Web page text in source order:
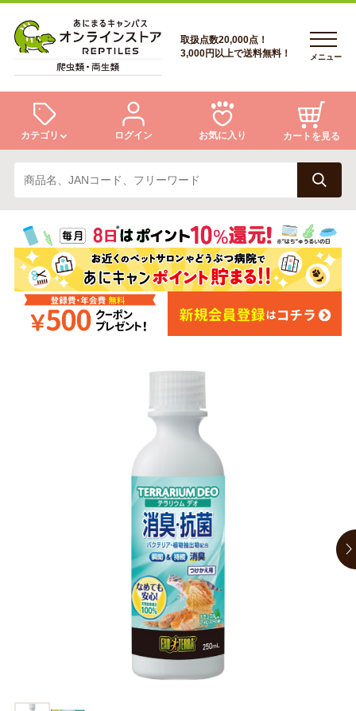
会員登録
あにまるキャンパスについて
アフターサービス
取扱点数20,000点！
3,000円以上で送料無料！
メニュー
カテゴリ
トカゲ ヘビ
カメ 両生類
ログイン お気に入り カートを見る
あにまるキャンパスについて
アフターサービス
商品リクエスト